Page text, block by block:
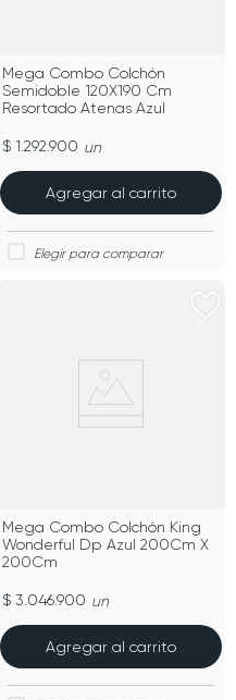
Mega Combo Colchón
Semidoble 120X190 Cm
Resortado Atenas Azul
$ 1.292.900 un
Agregar al carrito
Mega Combo Colchón King
Wonderful Dp Azul 200Cm X
200Cm
$ 3.046.900 un
Agregar al carrito